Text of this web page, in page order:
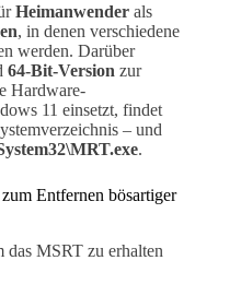
Heimanwender als
, in denen verschiedene
werden. Darüber
64-Bit-Version zur
Hardware-
11 einsetzt, findet
– und
.
Entfernen bösartiger
das MSRT zu erhalten